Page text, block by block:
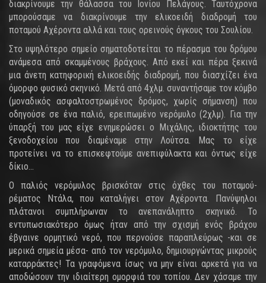
διακρίνουμε την θάλασσα του Ιονίου Πελάγους. Ταυτόχρονα
μπορούσαμε να διακρίνουμε την ελικοειδή διαδρομή του
ποταμού Αχέροντα αλλά και τους ορεινούς όγκους του Σουλίου.
Στο υψηλότερο σημείο σηματοδοτείται το πέρασμα του δρόμου
ανάμεσα από σκαμμένους βράχους. Από εκεί και πέρα ξεκινά
μια άνετη κατηφορική ελικοειδής διαδρομή, που διασχίζει ένα
όμορφο φυσικό σκηνικό. Μετά από 4χλμ. συναντήσαμε τον κόμβο
(μοναδικός ασφαλτοστρωμένος δρόμος, χωρίς σήμανση) που
οδηγούσε σε ένα παλιό, ερειπωμένο νερόμυλο (2χλμ). Για την
ύπαρξή του μας είχε ενημερώσει ο Μιχάλης, ιδιοκτήτης του
ξενοδοχείου που διαμέναμε στην Λούτσα. Μας το είχε
προτείνει να το επισκεφτούμε ανεπιφύλακτα και όντως είχε
δίκιο…
Ο παλιός νερόμυλος βρισκόταν στις όχθες του ποταμού-
ρέματος Ντάλα, που καταλήγει στον Αχέροντα. Πανύψηλοι
πλάτανοι συμπλήρωναν το ανεπανάληπτο σκηνικό. Το
εντυπωσιακότερο όμως ήταν από την σχισμή ενός βράχου
έβγαινε ορμητικό νερό, που περνούσε παραπλεύρως -και σε
μερικά σημεία μέσα- από τον νερόμυλο, δημιουργώντας μικρούς
καταρράκτες! Τα γραφόμενα ίσως να μην είναι αρκετά για να
αποδώσουν την ιδιαίτερη ομορφιά του τοπίου. Δεν χάσαμε την